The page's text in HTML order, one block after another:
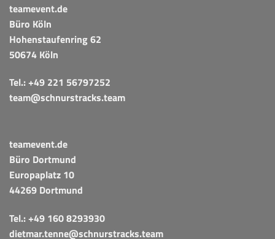
teamevent.de
Büro Köln
Hohenstaufenring 62
50674 Köln
Tel.:+49 221 56797252
team@schnurstracks.team
teamevent.de
Büro Dortmund
Europaplatz 10
44269 Dortmund
Tel.:+49 160 8293930
dietmar.tenne@schnurstracks.team